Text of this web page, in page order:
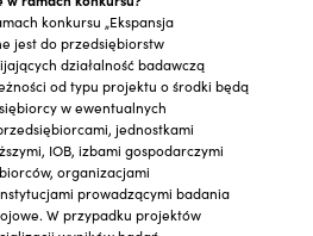
konkursu „Ekspansja
jest do przedsiębiorstw
działalność badawczą
od typu projektu o środki będą
w ewentualnych
jednostkami
IOB, izbami gospodarczymi
organizacjami
prowadzącymi badania
W przypadku projektów